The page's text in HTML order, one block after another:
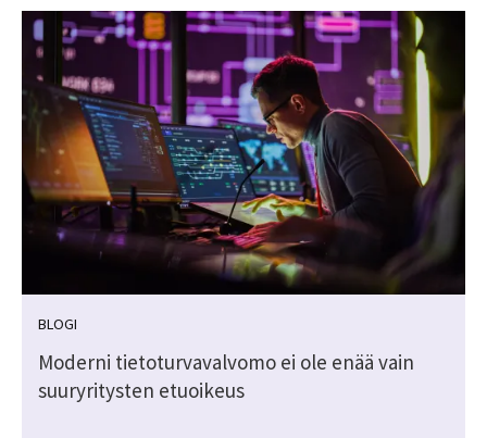
BLOGI
Moderni tietoturvavalvomo ei ole enää vain
suuryritysten etuoikeus